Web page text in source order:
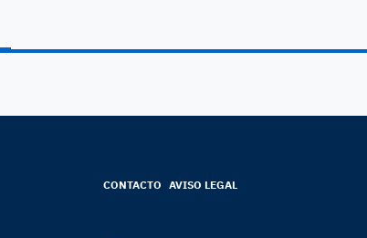
CONTACTO AVISO LEGAL